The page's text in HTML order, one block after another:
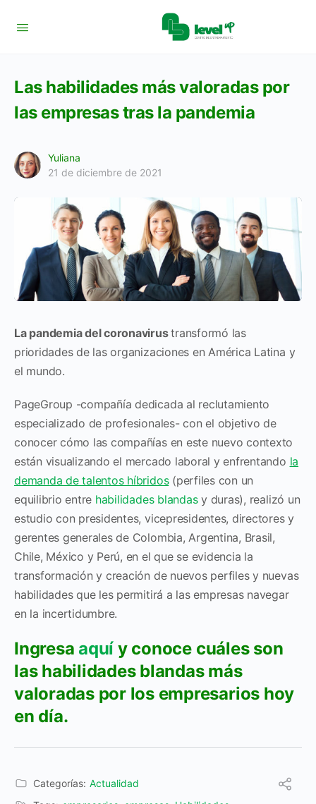
Las habilidades más valoradas por
las empresas tras la pandemia
Yuliana
21 de diciembre de 2021
La pandemia del coronavirustransformó las
prioridades de las organizaciones en América Latina y
el mundo.
PageGroup -compañía dedicada al reclutamiento
especializado de profesionales- con el objetivo de
conocer cómo las compañías en este nuevo contexto
están visualizando el mercado laboral y enfrentando la
demanda de talentos híbridos(perfiles con un
equilibrio entre habilidades blandasy duras), realizó un
estudio con presidentes, vicepresidentes, directores y
gerentes generales de Colombia, Argentina, Brasil,
Chile, México y Perú, en el que se evidencia la
transformación y creación de nuevos perfiles y nuevas
habilidades que les permitirá a las empresas navegar
en la incertidumbre.
Ingresaaquí y conoce cuáles son
las habilidades blandas más
valoradas por los empresarios hoy
en día.
Categorías: Actualidad